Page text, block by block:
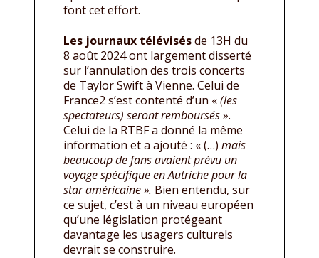
font cet effort.
Les journaux télévisésde 13H du
8 août 2024 ont largement disserté
sur l’annulation des trois concerts
de Taylor Swift à Vienne. Celui de
France2 s’est contenté d’un «(les
spectateurs) seront remboursés».
Celui de la RTBF a donné la même
information et a ajouté : « (…) mais
beaucoup de fans avaient prévu un
voyage spécifique en Autriche pour la
star américaine ». Bien entendu, sur
ce sujet, c’est à un niveau européen
qu’une législation protégeant
davantage les usagers culturels
devrait se construire.